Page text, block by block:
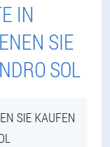
IN
SIE
SOL
SIE KAUFEN